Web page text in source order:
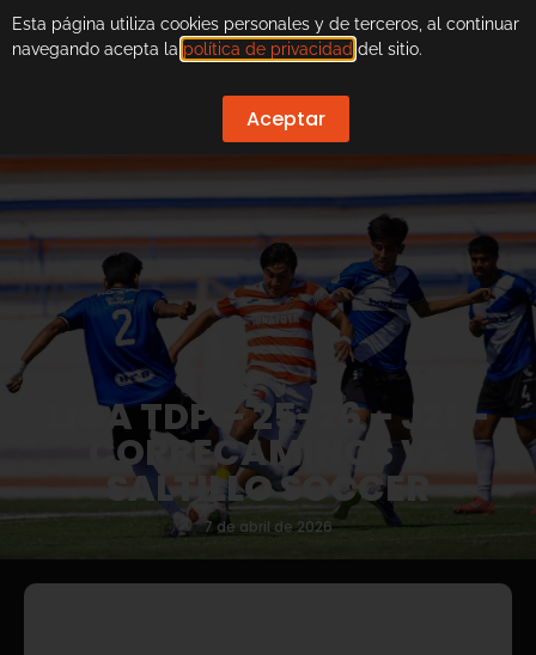
LIGA TDP – 25-26 – J21 –
CORRECAMINOS VS
SALTILLO SOCCER
7 de abril de 2026
Esta página utiliza cookies personales y de terceros, al continuar
navegando acepta la política de privacidad del sitio.
Aceptar